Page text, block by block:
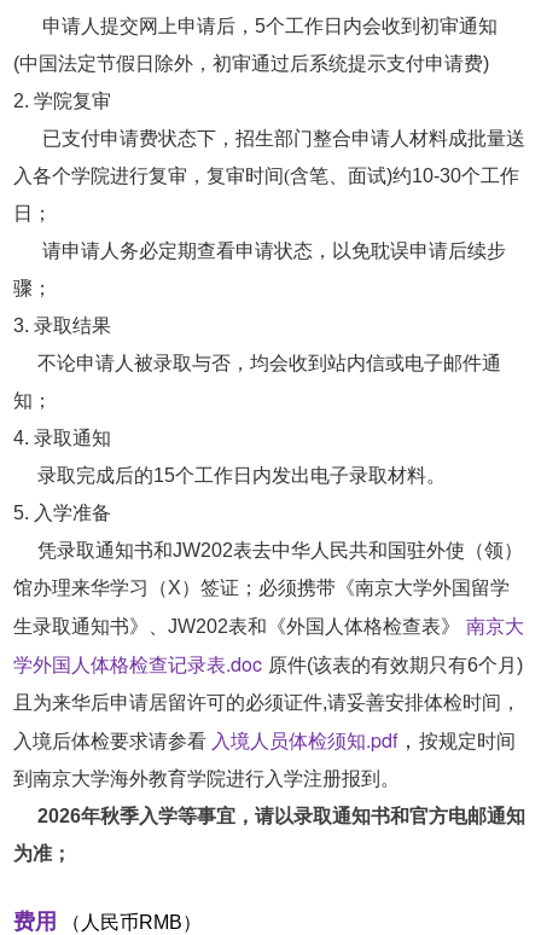
申请人提交网上申请后，5个工作日内会收到初审通知
(中国法定节假日除外，初审通过后系统提示支付申请费)
2. 学院复审
已支付申请费状态下，招生部门整合申请人材料成批量送
入各个学院进行复审，复审时间(含笔、面试)约10-30个工作
日；
请申请人务必定期查看申请状态，以免耽误申请后续步
骤；
3. 录取结果
不论申请人被录取与否，均会收到站内信或电子邮件通
知；
4. 录取通知
录取完成后的15个工作日内发出电子录取材料。
5. 入学准备
凭录取通知书和JW202表去中华人民共和国驻外使（领）
馆办理来华学习（X）签证； 必须携带《南京大学外国留学
生录取通知书》、JW202表和《外国人体格检查表》
南京大
学外国人体格检查记录表.doc 原件(该表的有效期只有6个月)
且为来华后申请居留许可的必须证件,请妥善安排体检时间，
入境后体检要求请参看 入境人员体检须知.pdf，按规定时间
到南京大学海外教育学院进行入学注册报到。
2026年秋季入学等事宜，请以录取通知书和官方电邮通知
为准；
费用 （人民币RMB）